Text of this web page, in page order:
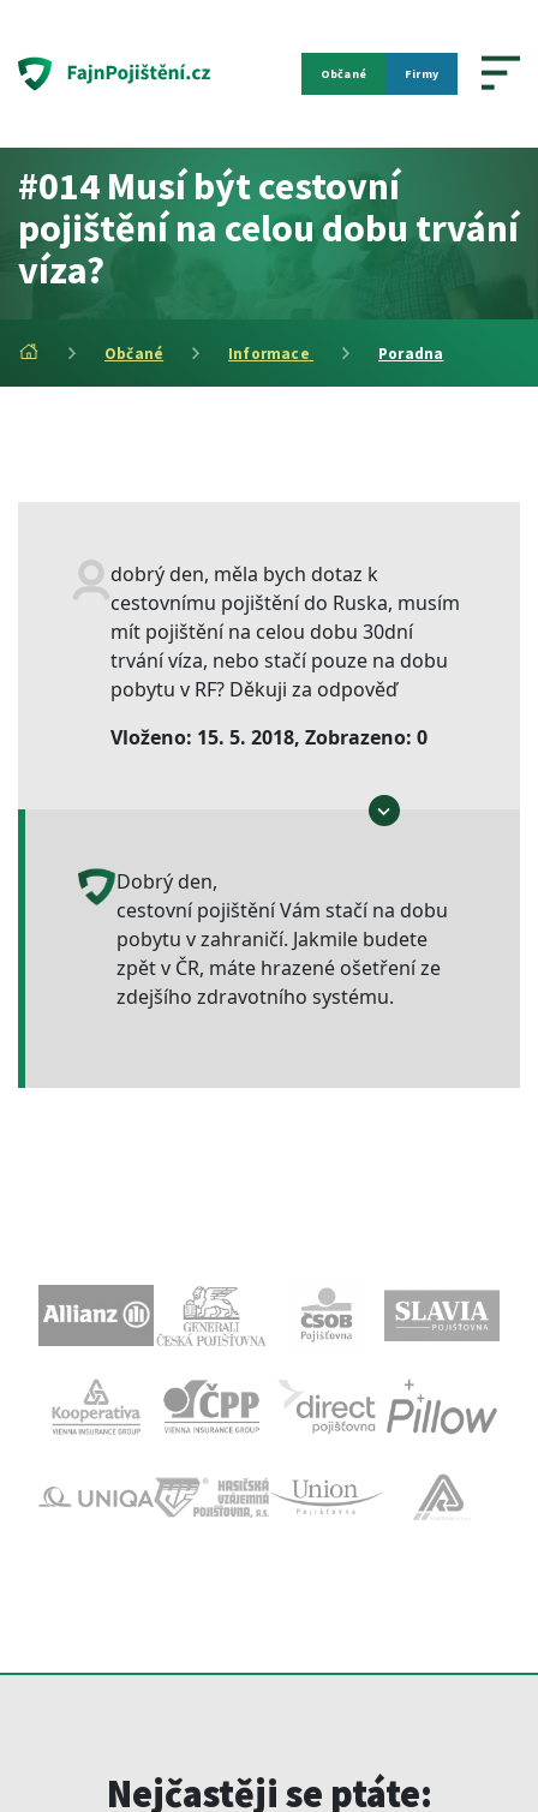
Občané Firmy
#014 Musí být cestovní
pojištění na celou dobu trvání
víza?
Občané Informace Poradna
dobrý den, měla bych dotaz k
cestovnímu pojištění do Ruska, musím
mít pojištění na celou dobu 30dní
trvání víza, nebo stačí pouze na dobu
pobytu v RF? Děkuji za odpověď
Vloženo: 15. 5. 2018, Zobrazeno: 0
Dobrý den,
cestovní pojištění Vám stačí na dobu
pobytu v zahraničí. Jakmile budete
zpět v ČR, máte hrazené ošetření ze
zdejšího zdravotního systému.
Nejčastěji se ptáte: